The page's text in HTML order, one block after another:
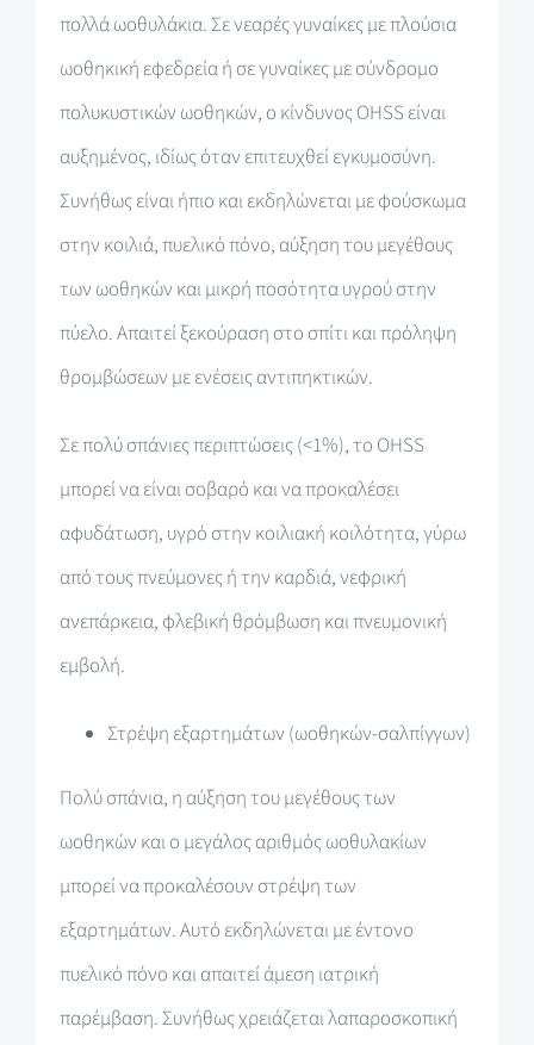
πολλά ωοθυλάκια. Σε νεαρές γυναίκες με πλούσια
ωοθηκική εφεδρεία ή σε γυναίκες με σύνδρομο
πολυκυστικών ωοθηκών, ο κίνδυνος OHSS είναι
αυξημένος, ιδίως όταν επιτευχθεί εγκυμοσύνη.
Συνήθως είναι ήπιο και εκδηλώνεται με φούσκωμα
στην κοιλιά, πυελικό πόνο, αύξηση του μεγέθους
των ωοθηκών και μικρή ποσότητα υγρού στην
πύελο. Απαιτεί ξεκούραση στο σπίτι και πρόληψη
θρομβώσεων με ενέσεις αντιπηκτικών.
Σε πολύ σπάνιες περιπτώσεις (<1%), το OHSS
μπορεί να είναι σοβαρό και να προκαλέσει
αφυδάτωση, υγρό στην κοιλιακή κοιλότητα, γύρω
από τους πνεύμονες ή την καρδιά, νεφρική
ανεπάρκεια, φλεβική θρόμβωση και πνευμονική
εμβολή.
Στρέψη εξαρτημάτων (ωοθηκών-σαλπίγγων)
Πολύ σπάνια, η αύξηση του μεγέθους των
ωοθηκών και ο μεγάλος αριθμός ωοθυλακίων
μπορεί να προκαλέσουν στρέψη των
εξαρτημάτων. Αυτό εκδηλώνεται με έντονο
πυελικό πόνο και απαιτεί άμεση ιατρική
παρέμβαση. Συνήθως χρειάζεται λαπαροσκοπική